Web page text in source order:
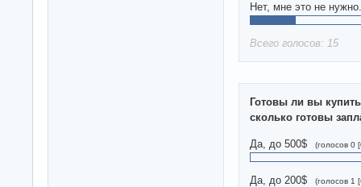
Нет, мне это не нужно.
Всего голосов: 15
Готовы ли вы
сколько готовы
Да, до 500$ (голосов 0
Да, до 200$ (голосов 1